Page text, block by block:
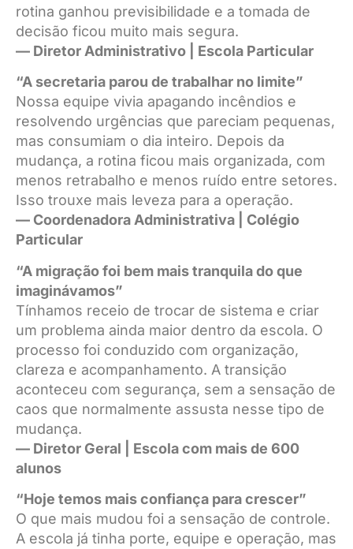
rotina ganhou previsibilidade e a tomada de
decisão ficou muito mais segura.
— Diretor Administrativo | Escola Particular
“A secretaria parou de trabalhar no limite”
Nossa equipe vivia apagando incêndios e
resolvendo urgências que pareciam pequenas,
mas consumiam o dia inteiro. Depois da
mudança, a rotina ficou mais organizada, com
menos retrabalho e menos ruído entre setores.
Isso trouxe mais leveza para a operação.
— Coordenadora Administrativa | Colégio
Particular
“A migração foi bem mais tranquila do que
imaginávamos”
Tínhamos receio de trocar de sistema e criar
um problema ainda maior dentro da escola. O
processo foi conduzido com organização,
clareza e acompanhamento. A transição
aconteceu com segurança, sem a sensação de
caos que normalmente assusta nesse tipo de
mudança.
— Diretor Geral | Escola com mais de 600
alunos
“Hoje temos mais confiança para crescer”
O que mais mudou foi a sensação de controle.
A escola já tinha porte, equipe e operação, mas